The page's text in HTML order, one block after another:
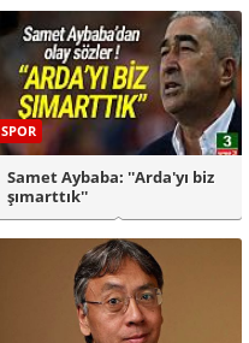
SPOR
Samet Aybaba: ''Arda'yı biz
şımarttık''